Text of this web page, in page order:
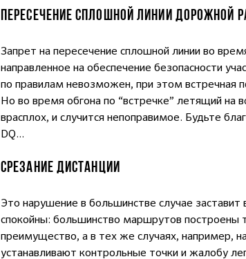
ПЕРЕСЕЧЕНИЕ СПЛОШНОЙ ЛИНИИ ДОРОЖНОЙ
Запрет на пересечение сплошной линии во
направленное на обеспечение безопасности
по правилам невозможен, при этом встречная
Но во время обгона по “встречке” летящий на
врасплох, и случится непоправимое. Будьте
DQ...
СРЕЗАНИЕ ДИСТАНЦИИ
Это нарушение в большинстве случае
спокойны: большинство маршрутов построены
преимущество, а в тех же случаях, например,
устанавливают контрольные точки и жалобу